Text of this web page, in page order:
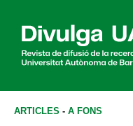
ARTICLES - A FONS